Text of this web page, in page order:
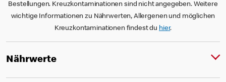
Bestellungen. Kreuzkontaminationen sind nicht angegeben. Weitere
wichtige Informationen zu Nährwerten, Allergenen und möglichen
Kreuzkontaminationen findest du hier.
Nährwerte